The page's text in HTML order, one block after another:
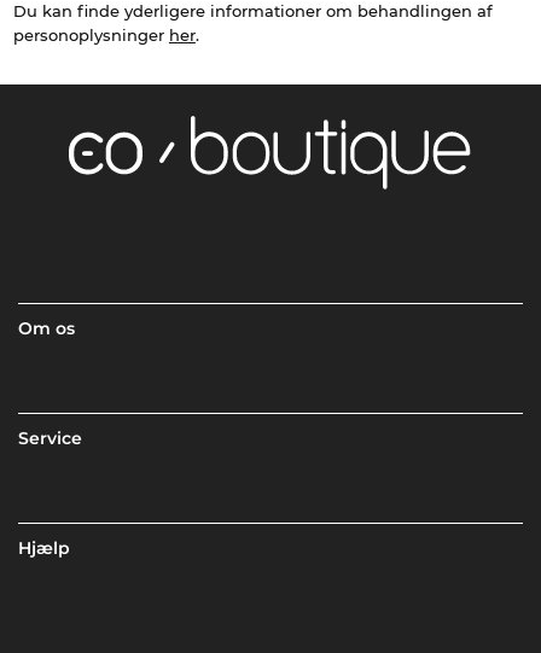
Du kan finde yderligere informationer om behandlingen af
personoplysninger her.
Om os
Service
Hjælp